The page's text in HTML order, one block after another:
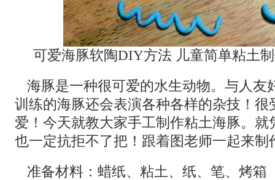
可爱海豚软陶DIY方法 儿童简单粘土
海豚是一种很可爱的水生动物。与人友
训练的海豚还会表演各种各样的杂技！很
爱！今天就教大家手工制作粘土海豚。就
也一定抗拒不了把！跟着图老师一起来制
准备材料：蜡纸、粘土、纸、笔、烤箱